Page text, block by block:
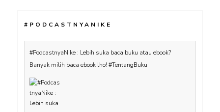
#PODCASTNYANIKE
#PodcastnyaNike : Lebih suka baca buku atau ebook?
Banyak milih baca ebook lho! #TentangBuku